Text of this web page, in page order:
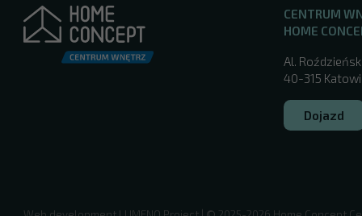
CENTRUM
HOME
Al.
40-315
Dojazd